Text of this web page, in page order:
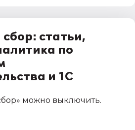
статьи,
по
и 1С
можно выключить.